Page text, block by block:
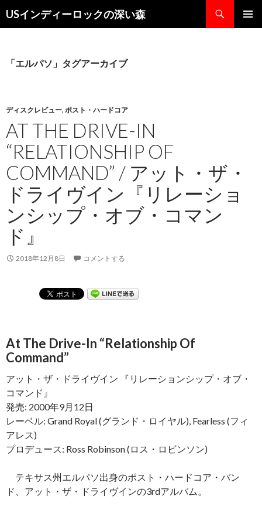
USインディーロックの深い森
索
ン
キ
ッ
プ
「エルパソ」タグアーカイブ
ディスクレビュー, ポスト・ハードコア
AT THE DRIVE-IN
“RELATIONSHIP OF
COMMAND” / アット・ザ・
ドライヴイン『リレーショ
ンシップ・オブ・コマン
ド』
2018年12月8日 コメントする
At The Drive-In “Relationship Of
Command”
アット・ザ・ドライヴイン 『リレーションシップ・オブ・
コマンド』
発売: 2000年9月12日
レーベル: Grand Royal (グランド・ロイヤル), Fearless (フィ
アレス)
プロデュース: Ross Robinson (ロス・ロビンソン)
テキサス州エルパソ出身のポスト・ハードコア・バン
ド、アット・ザ・ドライヴインの3rdアルバム。